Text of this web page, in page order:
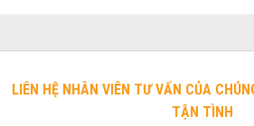
LIÊN HỆ NHÂN VIÊN TƯ VẤN CỦA
TẬN TÌNH